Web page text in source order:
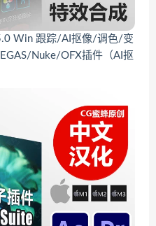
Win 跟踪/AI抠像/调色/变
Nuke/OFX插件（AI抠